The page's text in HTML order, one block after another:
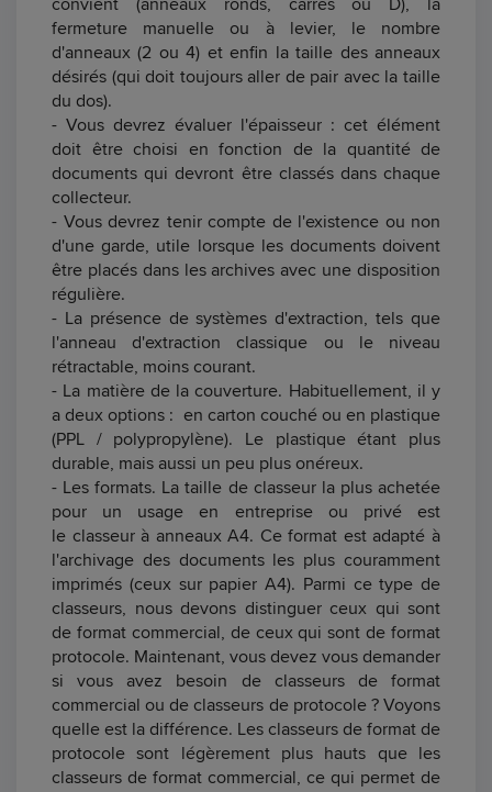
fermeture manuelle ou à levier, le nombre
d'anneaux (2 ou 4) et enfin la taille des anneaux
désirés (qui doit toujours aller de pair avec la taille
du dos).
- Vous devrez évaluer l'épaisseur : cet élément
doit être choisi en fonction de la quantité de
documents qui devront être classés dans chaque
collecteur.
- Vous devrez tenir compte de l'existence ou non
d'une garde, utile lorsque les documents doivent
être placés dans les archives avec une disposition
régulière.
- La présence de systèmes d'extraction, tels que
l'anneau d'extraction classique ou le niveau
rétractable, moins courant.
- La matière de la couverture. Habituellement, il y
a deux options : en carton couché ou en plastique
(PPL / polypropylène). Le plastique étant plus
durable, mais aussi un peu plus onéreux.
- Les formats. La taille de classeur la plus achetée
pour un usage en entreprise ou privé est
le classeur à anneaux A4. Ce format est adapté à
l'archivage des documents les plus couramment
imprimés (ceux sur papier A4). Parmi ce type de
classeurs, nous devons distinguer ceux qui sont
de format commercial, de ceux qui sont de format
protocole. Maintenant, vous devez vous demander
si vous avez besoin de classeurs de format
commercial ou de classeurs de protocole ? Voyons
quelle est la différence. Les classeurs de format de
protocole sont légèrement plus hauts que les
classeurs de format commercial, ce qui permet de